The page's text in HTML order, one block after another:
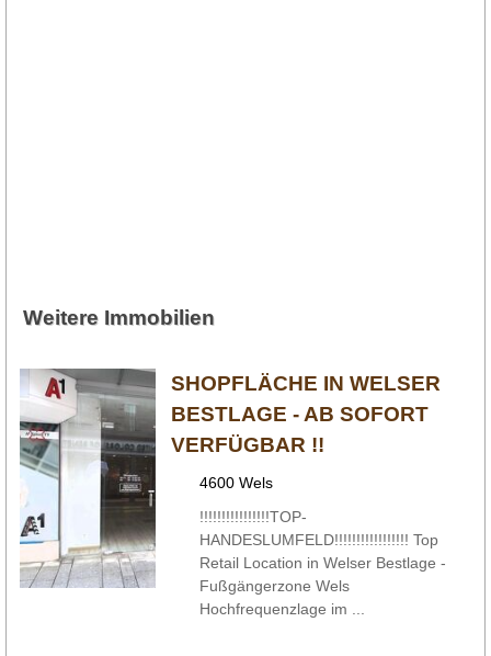
Weitere Immobilien
SHOPFLÄCHE IN WELSER
BESTLAGE - AB SOFORT
VERFÜGBAR !!
4600 Wels
!!!!!!!!!!!!!!!!TOP-
HANDESLUMFELD!!!!!!!!!!!!!!!!! Top
Retail Location in Welser Bestlage -
Fußgängerzone Wels
Hochfrequenzlage im ...